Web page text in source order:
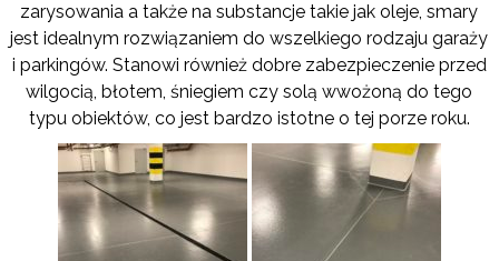
zarysowania a także na substancje takie jak oleje, smary
jest idealnym rozwiązaniem do wszelkiego rodzaju garaży
i parkingów. Stanowi również dobre zabezpieczenie przed
wilgocią, błotem, śniegiem czy solą wwożoną do tego
typu obiektów, co jest bardzo istotne o tej porze roku.